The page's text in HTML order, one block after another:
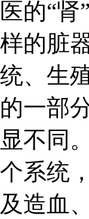
医的“
样的脏
统、生
的一部
显不同
个系统
及造血